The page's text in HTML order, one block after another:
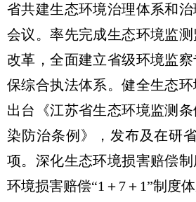
省共建生态环境治理体系和
会议。率先完成生态环境监
改革，全面建立省级环境监
保综合执法体系。健全生态环
出台《江苏省生态环境监测
染防治条例》，发布及在研
项。深化生态环境损害赔偿
环境损害赔偿“1＋7＋1”制度